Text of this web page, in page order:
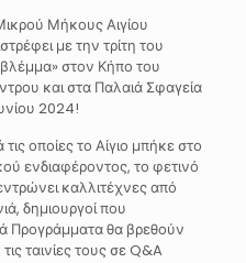
Μήκους Αιγίου
με την τρίτη του
στον Κήπο του
και στα Παλαιά Σφαγεία
2024!
οποίες το Αίγιο μπήκε στο
ενδιαφέροντος, το φετινό
καλλιτέχνες από
δημιουργοί που
Προγράμματα θα βρεθούν
ταινίες τους σε Q&A